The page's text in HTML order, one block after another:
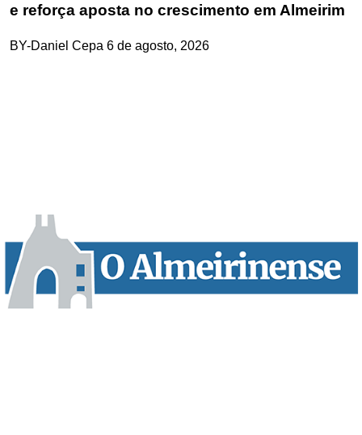
e reforça aposta no crescimento em Almeirim
BY-Daniel Cepa 6 de agosto, 2026